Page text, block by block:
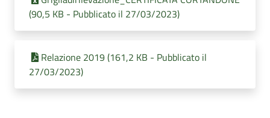
(90,5 KB - Pubblicato il 27/03/2023)
Relazione 2019 (161,2 KB - Pubblicato il
27/03/2023)